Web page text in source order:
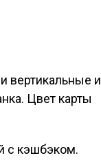
вертикальные и
Цвет карты
с кэшбэком.